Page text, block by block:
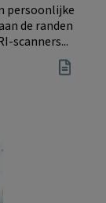
persoonlijke
de randen
scanners...